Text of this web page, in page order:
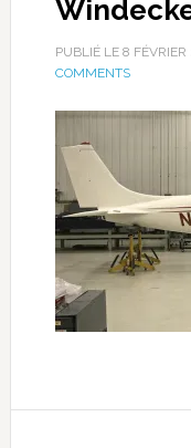
PUBLIÉ LE 8 FÉVRIER
COMMENTS